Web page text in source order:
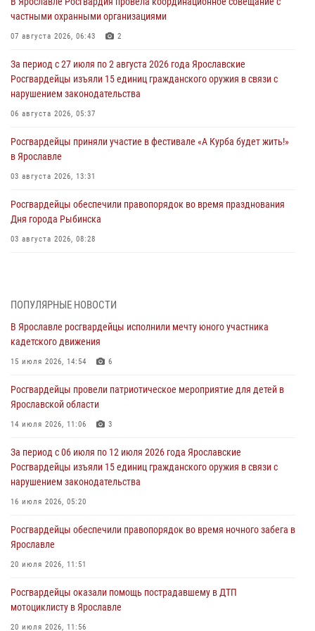
частными охранными организациями
07 августа 2026, 06:43 2
За период с 27 июля по 2 августа 2026 года Ярославские
Росгвардейцы изъяли 15 единиц гражданского оружия в связи с
нарушением законодательства
06 августа 2026, 05:37
Росгвардейцы приняли участие в фестивале «А Курба будет жить!»
в Ярославле
03 августа 2026, 13:31
Росгвардейцы обеспечили правопорядок во время празднования
Дня города Рыбинска
03 августа 2026, 08:28
03 августа 2026, 07:24
Ярославские росгвардейцы за прошедшую неделю совершили
более 300 выездов по сигналам «тревога»
03 августа 2026, 07:09
Росгвардейцы оказали помощь беременной женщине во время
празднования Дня ВДВ в Ярославле
03 августа 2026, 06:20
За период с 20 июля по 26 июля 2026 года Ярославские
Росгвардейцы изъяли 41 единицу гражданского оружия в связи с
нарушением законодательства
30 июля 2026, 11:51
В региональном управлении Росгвардии состоялся молебен,
приуроченный к празднику Крещения Руси
28 июля 2026, 14:56
ПОПУЛЯРНЫЕ НОВОСТИ
В Ярославле росгвардейцы исполнили мечту юного участника
кадетского движения
15 июля 2026, 14:54 6
Росгвардейцы провели патриотическое мероприятие для детей в
Ярославской области
14 июля 2026, 11:06 3
За период с 06 июля по 12 июля 2026 года Ярославские
Росгвардейцы изъяли 15 единиц гражданского оружия в связи с
нарушением законодательства
16 июля 2026, 05:20
Росгвардейцы обеспечили правопорядок во время ночного забега в
Ярославле
20 июля 2026, 11:51
Росгвардейцы оказали помощь пострадавшему в ДТП
мотоциклисту в Ярославле
20 июля 2026, 11:56